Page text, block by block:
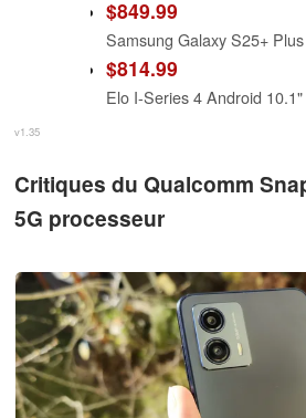
$849.99
$814.99
Elo I-Series 4 Android
v1.35
Critiques du Qualcomm
5G processeur